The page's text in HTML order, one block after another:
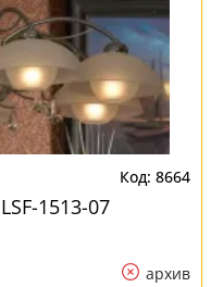
8664
1513-07
архив